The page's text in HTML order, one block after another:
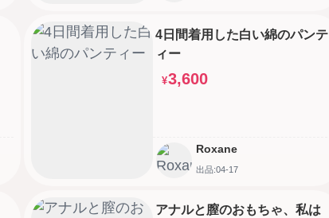
4日間着用した白い綿のパンテ
ィー
¥3,600
Roxane
出品:04-17
アナルと膣のおもちゃ、私は